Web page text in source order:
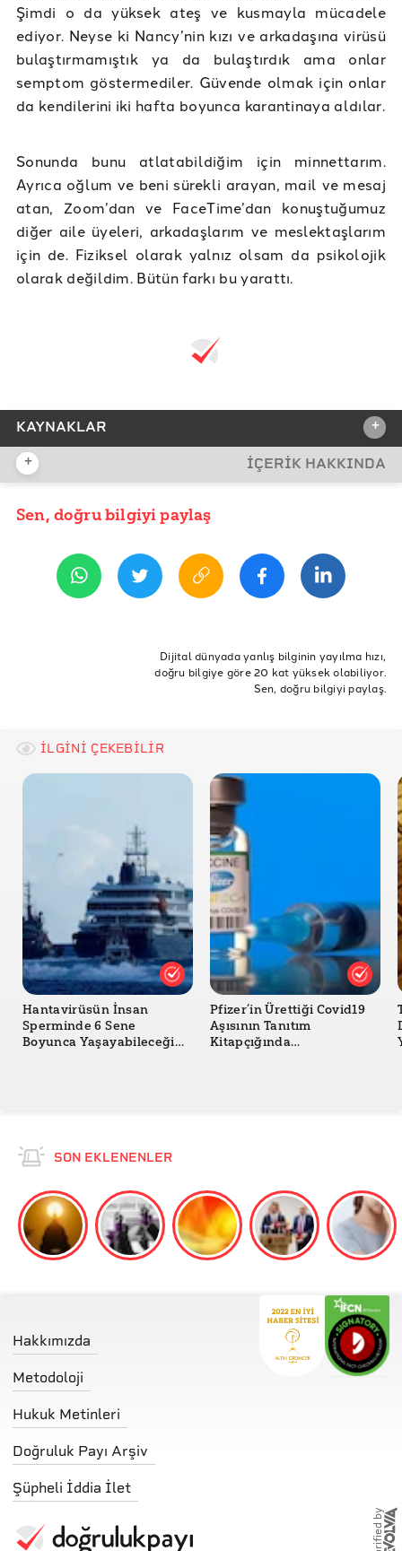
Şimdi o da yüksek ateş ve kusmayla mücadele
ediyor. Neyse ki Nancy’nin kızı ve arkadaşına virüsü
bulaştırmamıştık ya da bulaştırdık ama onlar
semptom göstermediler. Güvende olmak için onlar
da kendilerini iki hafta boyunca karantinaya aldılar.
Sonunda bunu atlatabildiğim için minnettarım.
Ayrıca oğlum ve beni sürekli arayan, mail ve mesaj
atan, Zoom’dan ve FaceTime’dan konuştuğumuz
diğer aile üyeleri, arkadaşlarım ve meslektaşlarım
için de. Fiziksel olarak yalnız olsam da psikolojik
olarak değildim. Bütün farkı bu yarattı.
KAYNAKLAR +
REFERANSLAR
Bloomberg
+ İÇERİK HAKKINDA
YAYIN TARİHİ
COVID19
bulaşıcı hastalık
bloomberg paula dwyer
Sen, doğru bilgiyi paylaş
Dijital dünyada yanlış bilginin yayılma hızı,
doğru bilgiye göre 20 kat yüksek olabiliyor.
Sen, doğru bilgiyi paylaş.
İLGİNİ ÇEKEBİLİR
Hantavirüsün İnsan
Sperminde 6 Sene
Boyunca Yaşayabileceği
Pfizer’in Ürettiği Covid19
Aşısının Tanıtım
Kitapçığında
SON EKLENENLER
Hakkımızda
Metodoloji
Hukuk Metinleri
Doğruluk Payı Arşiv
Şüpheli İddia İlet
storified by